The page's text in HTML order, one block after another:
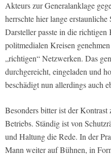
Akteurs zur Generalanklage
herrschte hier lange
Darsteller passte in die
politmedialen Kreisen
„richtigen“ Netzwerken. Das
durchgereicht, eingeladen und
beschädigt nun allerdings auch
Besonders bitter ist der
Betriebs. Ständig ist von
und Haltung die Rede. In der
Mann weiter auf Bühnen, in